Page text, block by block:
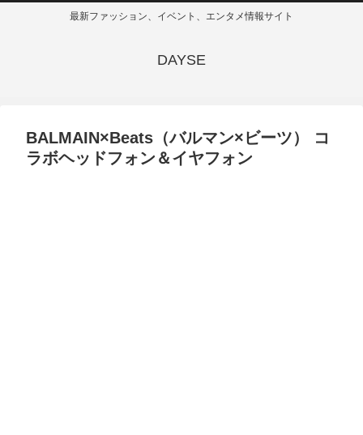
最新ファッション、イベント、エンタメ情報サイト
DAYSE
BALMAIN×Beats（バルマン×ビーツ） コ
ラボヘッドフォン＆イヤフォン